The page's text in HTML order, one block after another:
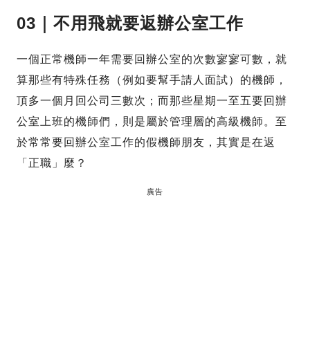
03｜不用飛就要返辦公室工作
一個正常機師一年需要回辦公室的次數寥寥可數，就
算那些有特殊任務（例如要幫手請人面試）的機師，
頂多一個月回公司三數次；而那些星期一至五要回辦
公室上班的機師們，則是屬於管理層的高級機師。至
於常常要回辦公室工作的假機師朋友，其實是在返
「正職」麼？
廣告